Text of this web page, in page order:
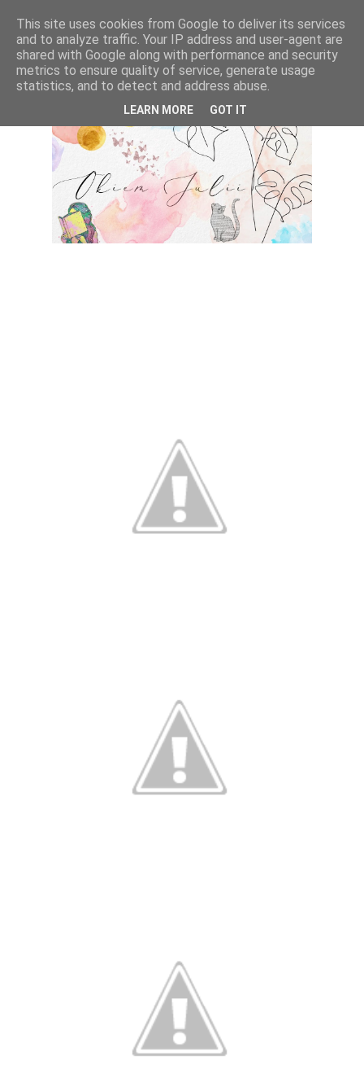
This site uses cookies from Google to deliver its services
and to analyze traffic. Your IP address and user-agent are
shared with Google along with performance and security
metrics to ensure quality of service, generate usage
statistics, and to detect and address abuse.
LEARN MORE GOT IT